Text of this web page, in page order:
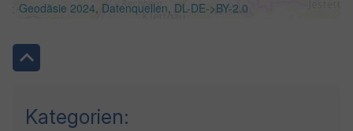
Kategorien: